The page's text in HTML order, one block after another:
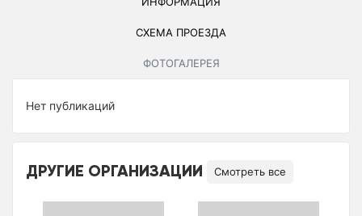
СХЕМА ПРОЕЗДА
ФОТОГАЛЕРЕЯ
Нет публикаций
ДРУГИЕ ОРГАНИЗАЦИИ Смотреть все